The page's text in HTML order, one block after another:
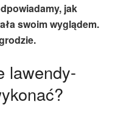
jak
swoim wyglądem.
lawendy-